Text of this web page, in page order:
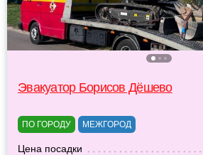
Эвакуатор Борисов Дёшево
ПО ГОРОДУ МЕЖГОРОД
Цена посадки